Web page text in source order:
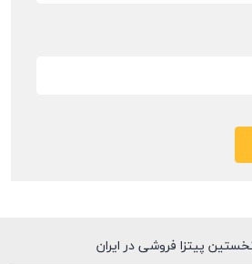
پیتزا فروشی در ایران